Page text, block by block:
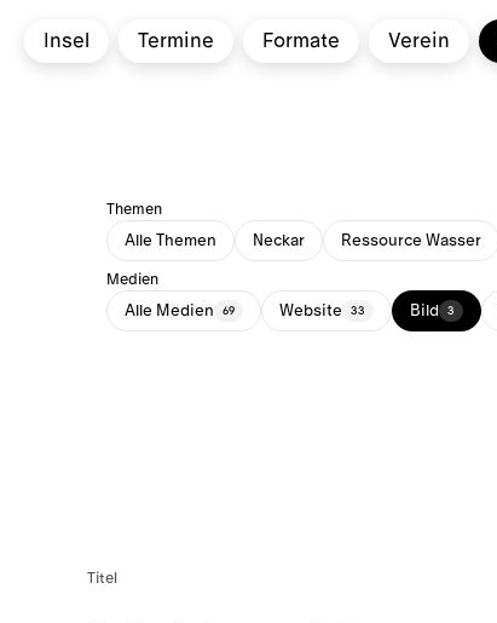
Insel Termine Formate Verein
Themen
Alle Themen Neckar Ressource Wasser
Medien
Alle Medien 69 Website 33 Bild 3
Titel